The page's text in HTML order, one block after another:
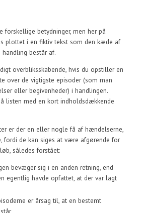
forskellige betydninger, men her på
plottet i en fiktiv tekst som den kæde af
handling består af.
overbliksskabende, hvis du opstiller en
over de vigtigste episoder (som man
eller begivenheder) i handlingen.
listen med en kort indholdsdækkende
er der en eller nogle få af hændelserne,
fordi de kan siges at være afgørende for
således forstået:
bevæger sig i en anden retning, end
egentlig havde opfattet, at der var lagt
er årsag til, at en bestemt